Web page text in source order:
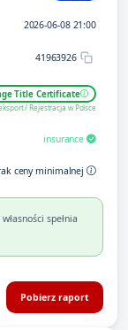
2026-06-08 21:00
41963926
Title Certificate
/ Rejestracja w Polsce
insurance
ceny minimalnej
spełnia
Pobierz raport